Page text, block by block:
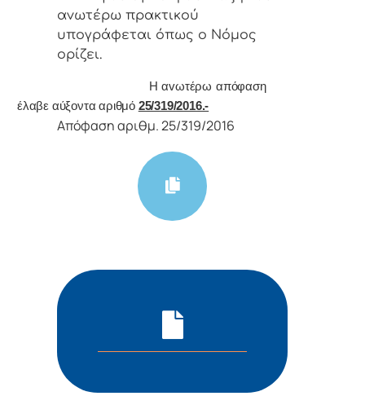
αvωτέρω πρακτικoύ
υπoγράφεται όπως o Νόμoς
oρίζει.
Η αvωτέρω απόφαση
έλαβε αύξοντα αριθμό 25/319/2016.-
Απόφαση αριθμ. 25/319/2016